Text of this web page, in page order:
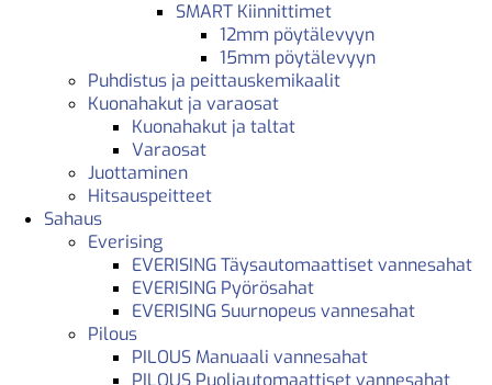
SMART Kiinnittimet
12mm pöytälevyyn
15mm pöytälevyyn
Puhdistus ja peittauskemikaalit
Kuonahakut ja varaosat
Kuonahakut ja taltat
Varaosat
Juottaminen
Hitsauspeitteet
Sahaus
Everising
EVERISING Täysautomaattiset vannesahat
EVERISING Pyörösahat
EVERISING Suurnopeus vannesahat
Pilous
PILOUS Manuaali vannesahat
PILOUS Puoliautomaattiset vannesahat